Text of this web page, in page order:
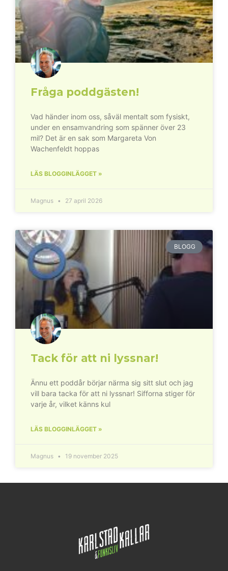
Fråga poddgästen!
Vad händer inom oss, såväl mentalt som fysiskt,
under en ensamvandring som spänner över 23
mil? Det är en sak som Margareta Von
Wachenfeldt hoppas
LÄS BLOGGINLÄGGET »
Magnus 27 april 2026
BLOGG
Tack för att ni lyssnar!
Ännu ett poddår börjar närma sig sitt slut och jag
vill bara tacka för att ni lyssnar! Sifforna stiger för
varje år, vilket känns kul
LÄS BLOGGINLÄGGET »
Magnus 19 november 2025